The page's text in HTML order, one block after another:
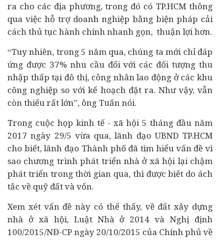
ra cho các địa phương, trong đó có TP.HCM thông
qua việc hỗ trợ doanh nghiệp bằng biện pháp cải
cách thủ tục hành chính nhanh gọn, thuận lợi hơn.
“Tuy nhiên, trong 5 năm qua, chúng ta mới chỉ đáp
ứng được 37% nhu cầu đối với các đối tượng thu
nhập thấp tại đô thị, công nhân lao động ở các khu
công nghiệp so với kế hoạch đặt ra. Như vậy, vẫn
còn thiếu rất lớn”, ông Tuấn nói.
Trong cuộc họp kinh tế - xã hội 5 tháng đầu năm
2017 ngày 29/5 vừa qua, lãnh đạo UBND TP.HCM
cho biết, lãnh đạo Thành phố đã tìm hiểu vấn đề vì
sao chương trình phát triển nhà ở xã hội lại chậm
phát triển trong thời gian qua, thì được biết do ách
tắc về quỹ đất và vốn.
Xem xét vấn đề này có thể thấy, về đất xây dựng
nhà ở xã hội, Luật Nhà ở 2014 và Nghị định
100/2015/NĐ-CP ngày 20/10/2015 của Chính phủ về